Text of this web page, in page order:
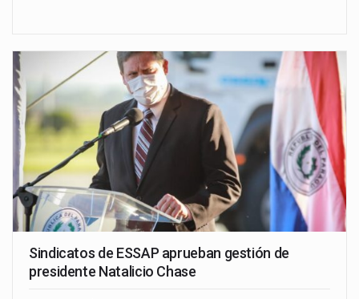
Sindicatos de ESSAP aprueban gestión de
presidente Natalicio Chase